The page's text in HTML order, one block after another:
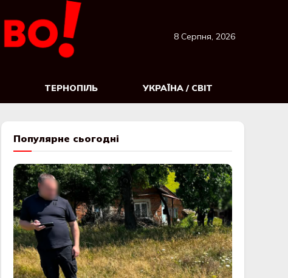
8 Серпня, 2026
ТЕРНОПІЛЬ УКРАЇНА / СВІТ
Популярне сьогодні